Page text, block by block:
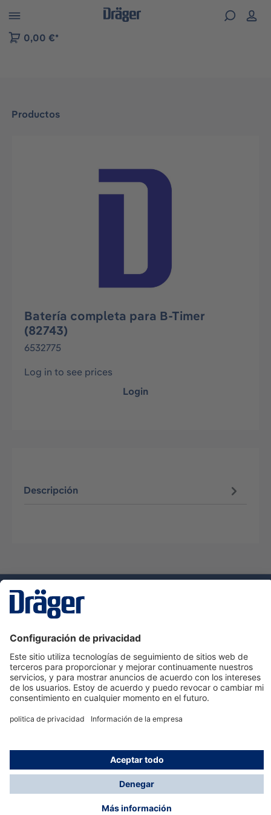
to B2B platform navigation
0,00 €*
Productos
Omitir galería de imágenes
Batería completa para B-Timer
(82743)
6532775
Log in to see prices
Login
Descripción
Servicio de atención al cliente de Dräger
Ayuda
Información
© Dräger Hispania S.A.U., 2024
*Todos los precios no incluyen IVA y posibles gastos
de envío, salvo que indique lo contrario